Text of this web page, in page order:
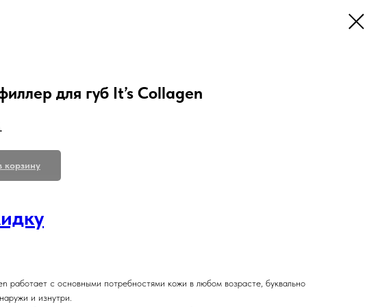
для губ It’s Collagen
корзину
работает с основными потребностями кожи в любом возрасте, буквально
и изнутри.